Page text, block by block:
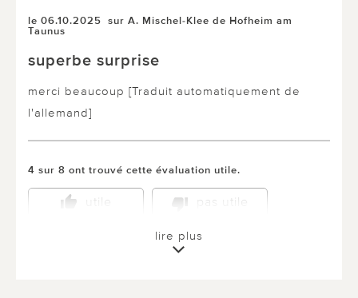
le 06.10.2025 sur A. Mischel-Klee de Hofheim am
Taunus
superbe surprise
merci beaucoup [Traduit automatiquement de
l'allemand]
4 sur 8 ont trouvé cette évaluation utile.
utile pas utile
lire plus